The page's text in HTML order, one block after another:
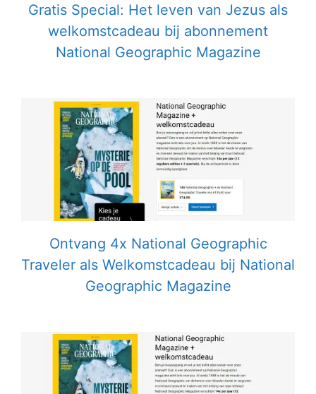
Gratis Special: Het leven van Jezus als
welkomstcadeau bij abonnement
National Geographic Magazine
Ontvang 4x National Geographic
Traveler als Welkomstcadeau bij National
Geographic Magazine